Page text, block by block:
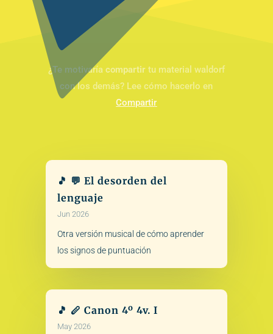
¿Te motivaría compartirtu material waldorf
con los demás? Lee cómo hacerlo en
Compartir
🎵 💬 El desorden del
lenguaje
Jun 2026
Otra versión musical de cómo aprender
los signos de puntuación
🎵 🪈 Canon 4º 4v. I
May 2026